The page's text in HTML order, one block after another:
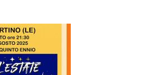
M° Giacomo Casciaro